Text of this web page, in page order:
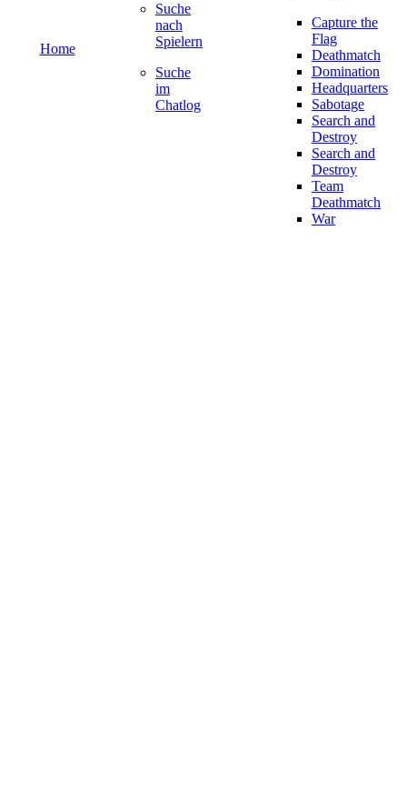
Home
Suche
nach
Spielern
Suche
im
Chatlog
Capture the
Flag
Deathmatch
Domination
Headquarters
Sabotage
Search and
Destroy
Search and
Destroy
Team
Deathmatch
War